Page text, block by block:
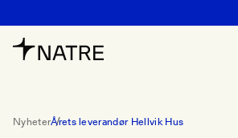
NyheterÅrets leverandør Hellvik Hus